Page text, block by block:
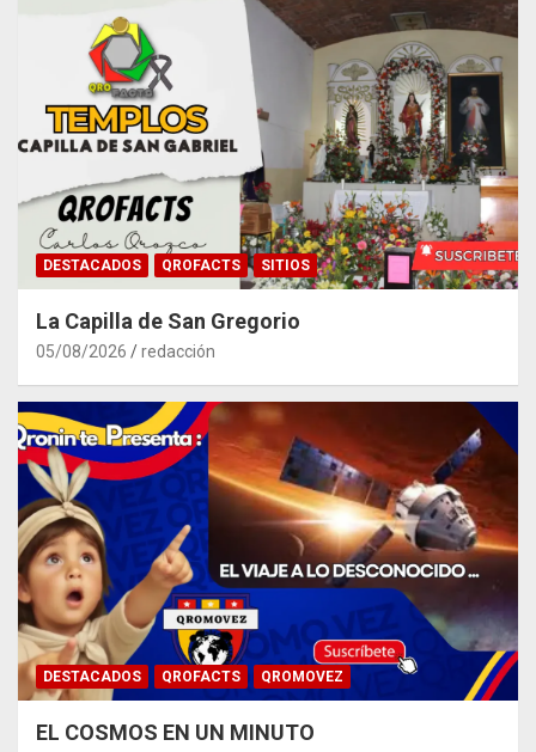
DESTACADOS QROFACTS SITIOS
La Capilla de San Gregorio
05/08/2026 redacción
DESTACADOS QROFACTS QROMOVEZ
EL COSMOS EN UN MINUTO